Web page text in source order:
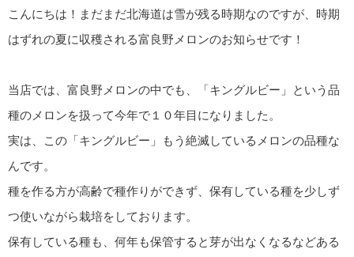
こんにちは！まだまだ北海道は雪が残る時期なのですが、時期
はずれの夏に収穫される富良野メロンのお知らせです！
当店では、富良野メロンの中でも、「キングルビー」という品
種のメロンを扱って今年で１０年目になりました。
実は、この「キングルビー」もう絶滅しているメロンの品種な
んです。
種を作る方が高齢で種作りができず、保有している種を少しず
つ使いながら栽培をしております。
保有している種も、何年も保管すると芽が出なくなるなどある